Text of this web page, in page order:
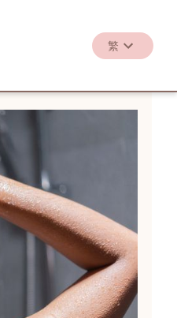
繁